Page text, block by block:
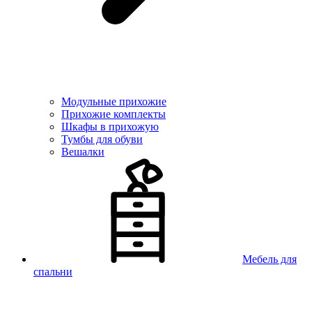
Модульные прихожие
Прихожие комплекты
Шкафы в прихожую
Тумбы для обуви
Вешалки
Мебель для
спальни